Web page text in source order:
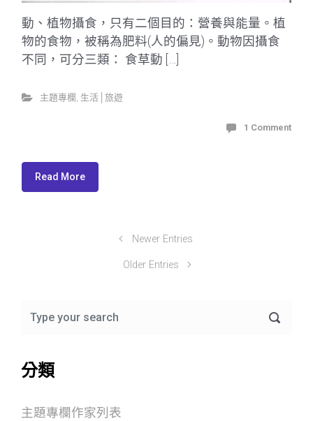
動、植物攝食，只有二個目的：營養與能量。植
物的食物，被稱為肥料(人的偏見)。動物因攝食
不同，可分三類： 食草動 […]
主題專欄 生活│旅遊
1 Comment
Read More
Newer Entries
Older Entries
分類
主題專欄作家列表